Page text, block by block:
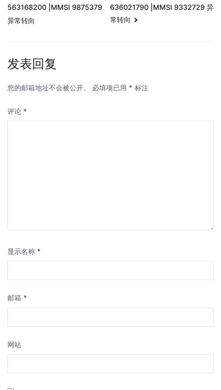
563168200 |MMSI 9875379
异常转向
636021790 |MMSI 9332729 异
常转向
发表回复
您的邮箱地址不会被公开。 必填项已用 * 标注
评论 *
显示名称 *
邮箱 *
网站